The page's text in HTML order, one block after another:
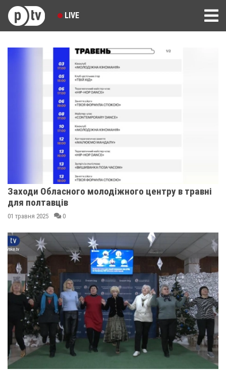
LIVE
Заходи Обласного молодіжного центру в травні
для полтавців
01 травня 2025 0